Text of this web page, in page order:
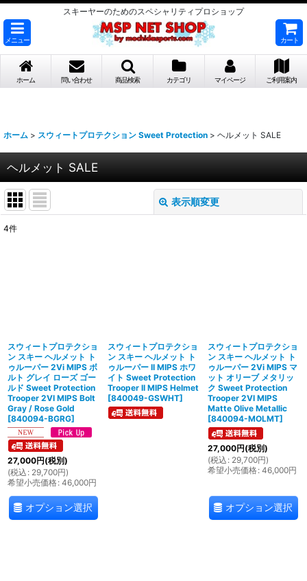
スキーヤーのためのスペシャリティプロショップ
メニュー カート
ホーム 問い合わせ 商品検索 カテゴリ マイページ ご利用案内
ホーム > スウィートプロテクション Sweet Protection > ヘルメット SALE
ヘルメット SALE
表示順変更
4件
スウィートプロテクショ
ン スキー ヘルメット ト
ゥルーパー 2Vi MIPS ボ
ルト グレイ ローズ ゴー
ルド Sweet Protection
Trooper 2VI MIPS Bolt
Gray / Rose Gold
[840094-BGRG]
27,000円(税別)
(税込 : 29,700円)
希望小売価格: 46,000円
オプション選択
スウィートプロテクショ
ン スキー ヘルメット ト
ゥルーパー II MIPS ホワ
イト Sweet Protection
Trooper II MIPS Helmet
[840049-GSWHT]
スウィートプロテクショ
ン スキー ヘルメット ト
ゥルーパー 2Vi MIPS マ
ット オリーブ メタリッ
ク Sweet Protection
Trooper 2VI MIPS
Matte Olive Metallic
[840094-MOLMT]
27,000円(税別)
(税込 : 29,700円)
希望小売価格: 46,000円
オプション選択